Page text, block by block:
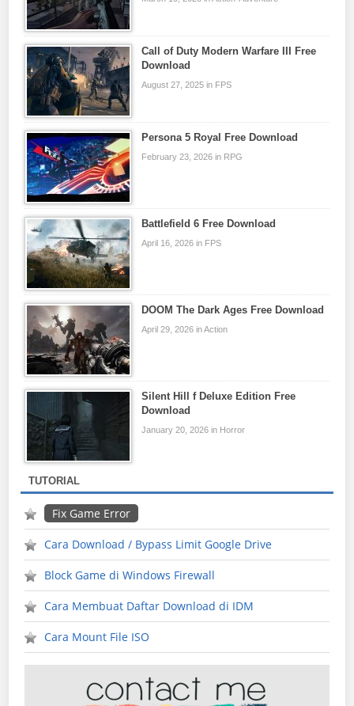
Call of Duty Modern Warfare III Free
Download
August 27, 2025 in FPS
Persona 5 Royal Free Download
February 23, 2026 in RPG
Battlefield 6 Free Download
April 16, 2026 in FPS
DOOM The Dark Ages Free Download
April 29, 2026 in Action
Silent Hill f Deluxe Edition Free
Download
January 20, 2026 in Horror
TUTORIAL
Fix Game Error
Cara Download / Bypass Limit Google Drive
Block Game di Windows Firewall
Cara Membuat Daftar Download di IDM
Cara Mount File ISO